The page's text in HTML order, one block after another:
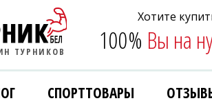
ТУРНИКОВ
Хотите
100% Вы на
СПОРТТОВАРЫ
ТУРНИКОВ
Хотите
100% Вы на
СПОРТТОВАРЫ